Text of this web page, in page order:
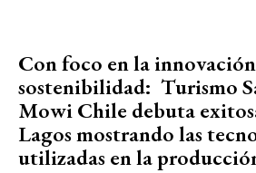
Con foco en la
sostenibilidad: Turismo
Mowi Chile debuta
Lagos mostrando las
utilizadas en la